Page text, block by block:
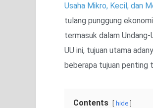
Usaha Mikro, Kecil, dan
tulang punggung
termasuk dalam
UU ini, tujuan utama
beberapa tujuan penting
Contents hide